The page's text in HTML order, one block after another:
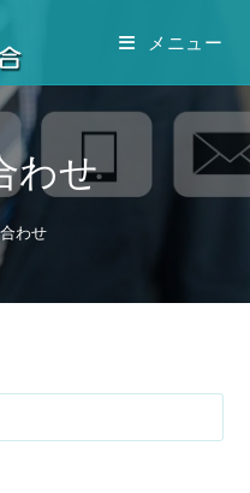
メニュー
わせ
わせ